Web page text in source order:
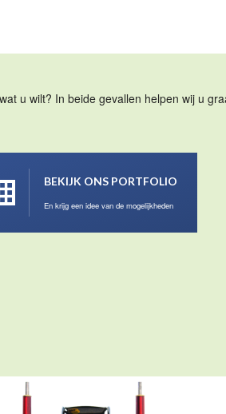
u wilt? In beide gevallen helpen wij u
BEKIJK ONS PORTFOLIO
En krijg een idee van de mogelijkheden